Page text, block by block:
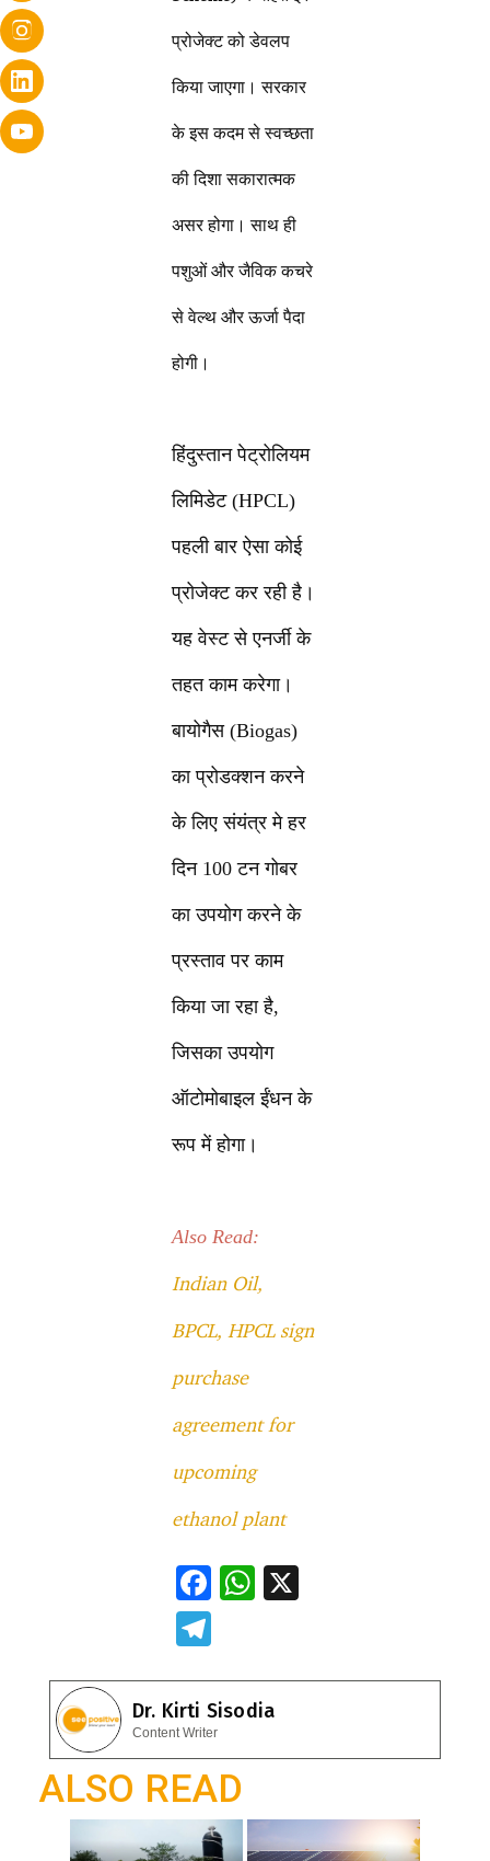
प्रोजेक्ट को डेवलप
किया जाएगा। सरकार
के इस कदम से स्वच्छता
की दिशा सकारात्मक
असर होगा। साथ ही
पशुओं और जैविक कचरे
से वेल्थ और ऊर्जा पैदा
होगी।
हिंदुस्तान पेट्रोलियम
लिमिडेट (HPCL)
पहली बार ऐसा कोई
प्रोजेक्ट कर रही है।
यह वेस्ट से एनर्जी के
तहत काम करेगा।
बायोगैस (Biogas)
का प्रोडक्शन करने
के लिए संयंत्र मे हर
दिन 100 टन गोबर
का उपयोग करने के
प्रस्ताव पर काम
किया जा रहा है,
जिसका उपयोग
ऑटोमोबाइल ईंधन के
रूप में होगा।
Also Read:
Indian Oil,
BPCL, HPCL sign
purchase
agreement for
upcoming
ethanol plant
F
b
o
o
k
W
s
A
p
e
gr
a
m
Dr. Kirti Sisodia
Content Writer
ALSO READ